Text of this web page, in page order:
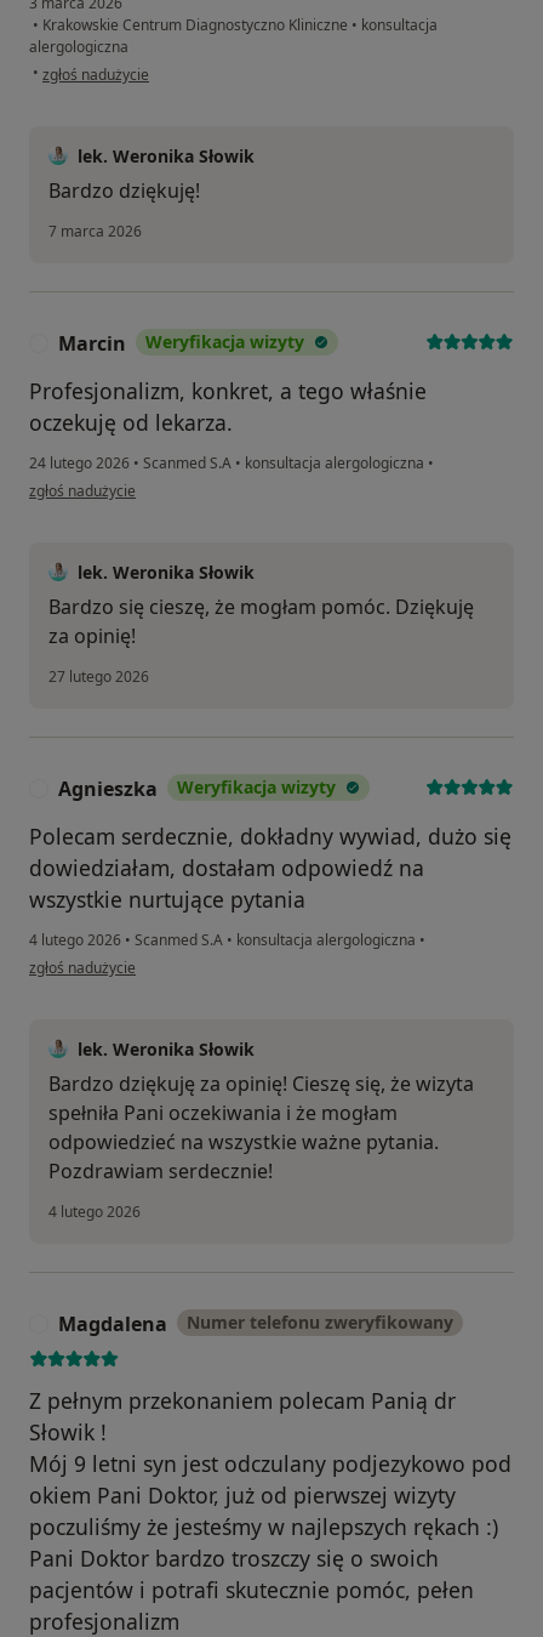
• Krakowskie Centrum Diagnostyczno Kliniczne • konsultacja
alergologiczna
• w opinii użytkownika AK
zgłoś nadużycie
lek. Weronika Słowik
Bardzo dziękuję!
7 marca 2026
Marcin Weryfikacja wizyty
Profesjonalizm, konkret, a tego właśnie
oczekuję od lekarza.
24 lutego 2026 • Scanmed S.A • konsultacja alergologiczna •
w opinii użytkownika Marcin
zgłoś nadużycie
lek. Weronika Słowik
Bardzo się cieszę, że mogłam pomóc. Dziękuję
za opinię!
27 lutego 2026
Agnieszka Weryfikacja wizyty
Polecam serdecznie, dokładny wywiad, dużo się
dowiedziałam, dostałam odpowiedź na
wszystkie nurtujące pytania
4 lutego 2026 • Scanmed S.A • konsultacja alergologiczna •
w opinii użytkownika Agnieszka
zgłoś nadużycie
lek. Weronika Słowik
Bardzo dziękuję za opinię! Cieszę się, że wizyta
spełniła Pani oczekiwania i że mogłam
odpowiedzieć na wszystkie ważne pytania.
Pozdrawiam serdecznie!
4 lutego 2026
Magdalena Numer telefonu zweryfikowany
Z pełnym przekonaniem polecam Panią dr
Słowik !
Mój 9 letni syn jest odczulany podjezykowo pod
okiem Pani Doktor, już od pierwszej wizyty
poczuliśmy że jesteśmy w najlepszych rękach :)
Pani Doktor bardzo troszczy się o swoich
pacjentów i potrafi skutecznie pomóc, pełen
profesjonalizm